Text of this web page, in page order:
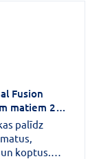
Fusion
matiem 250
palīdz
koptus.